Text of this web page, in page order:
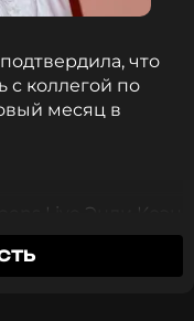
что
с коллегой по
месяц в
Live Энди Коэн
их отношений
с ним», —